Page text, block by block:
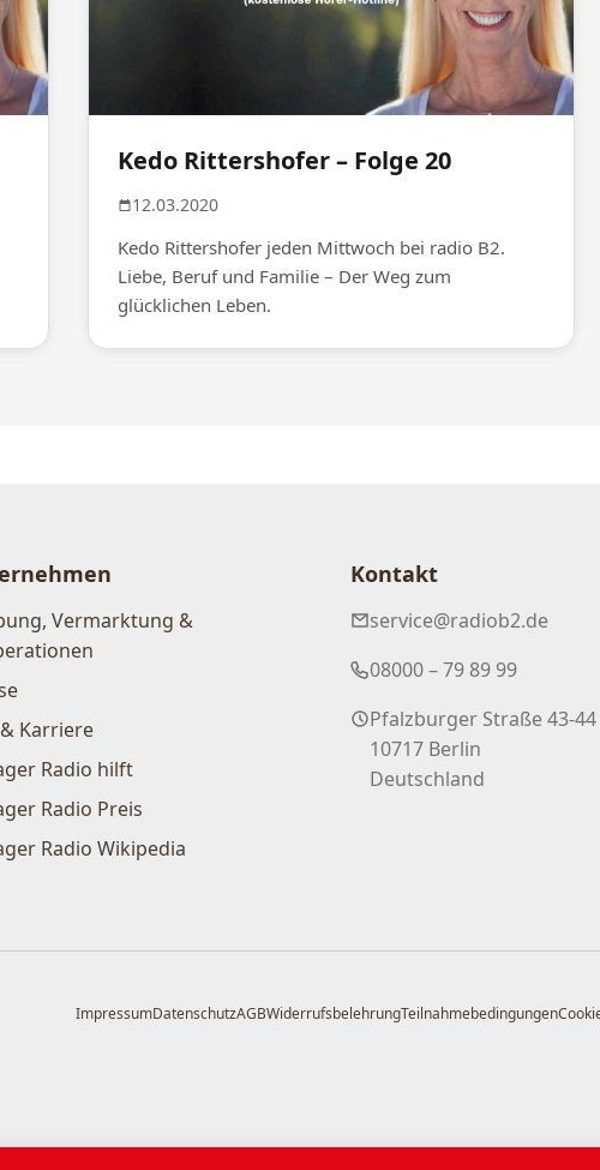
Kedo Rittershofer – Folge 20
12.03.2020
Kedo Rittershofer jeden Mittwoch bei radio B2.
Liebe, Beruf und Familie – Der Weg zum
glücklichen Leben.
Vermarktung &
Karriere
Radio hilft
Radio Preis
Radio Wikipedia
Kontakt
service@radiob2.de
08000 – 79 89 99
Pfalzburger Straße 43-44
10717 Berlin
Deutschland
ImpressumDatenschutzAGBWiderrufsbelehrungTeilnahmebedingungen